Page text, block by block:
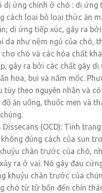
dị ứng chính ở chó : dị ứng
cách loại bỏ loại thức ăn
dị ứng tiếp xúc, gây ra
da như nệm ngủ của chó,
chó và các hóa chất
gây ra bởi các chất gây
hoa, bụi và nấm mốc.
tùy theo nguyên nhân và
ăn uống, thuốc men và
(OCD): Tình
đúng cách của sụn
chân trước của chó,
ra ở vai. Nó gây đau
khuỷu chân trước của
chó từ từ bốn đến chín